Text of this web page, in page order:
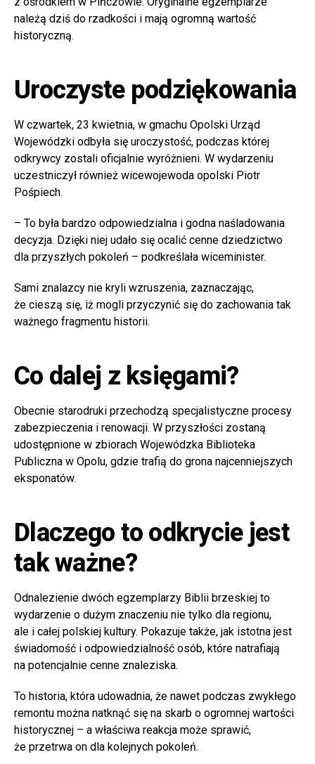
należą dziś do rzadkości i mają ogromną wartość
historyczną.
Uroczyste podziękowania
W czwartek, 23 kwietnia, w gmachu Opolski Urząd
Wojewódzki odbyła się uroczystość, podczas której
odkrywcy zostali oficjalnie wyróżnieni. W wydarzeniu
uczestniczył również wicewojewoda opolski Piotr
Pośpiech.
– To była bardzo odpowiedzialna i godna naśladowania
decyzja. Dzięki niej udało się ocalić cenne dziedzictwo
dla przyszłych pokoleń – podkreślała wiceminister.
Sami znalazcy nie kryli wzruszenia, zaznaczając,
że cieszą się, iż mogli przyczynić się do zachowania tak
ważnego fragmentu historii.
Co dalej z księgami?
Obecnie starodruki przechodzą specjalistyczne procesy
zabezpieczenia i renowacji. W przyszłości zostaną
udostępnione w zbiorach Wojewódzka Biblioteka
Publiczna w Opolu, gdzie trafią do grona najcenniejszych
eksponatów.
Dlaczego to odkrycie jest
tak ważne?
Odnalezienie dwóch egzemplarzy Biblii brzeskiej to
wydarzenie o dużym znaczeniu nie tylko dla regionu,
ale i całej polskiej kultury. Pokazuje także, jak istotna jest
świadomość i odpowiedzialność osób, które natrafiają
na potencjalnie cenne znaleziska.
To historia, która udowadnia, że nawet podczas zwykłego
remontu można natknąć się na skarb o ogromnej wartości
historycznej – a właściwa reakcja może sprawić,
że przetrwa on dla kolejnych pokoleń.